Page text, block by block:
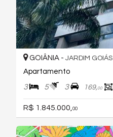
GOIÂNIA - JARDIM GOIÁS
Apartamento
3 5 3 169,00
R$ 1.845.000, 00